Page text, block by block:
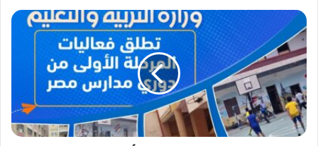
التعليم
تطلق
فعاليات
المرحلة
الأولى
من
دوري
مدارس
مصر